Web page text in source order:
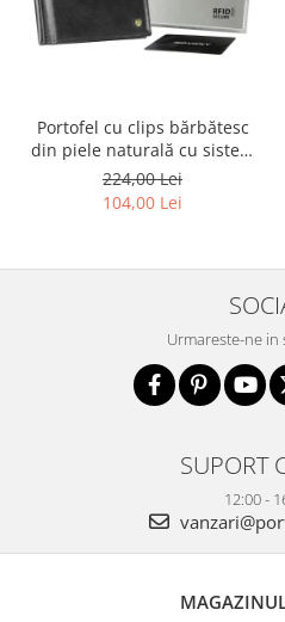
Portofel cu clips bărbătesc
din piele naturală cu sistem
RFID - Rovicky PTR-N1908-
RVT-9799 BLACK
224,00 Lei
104,00 Lei
Urmareste-ne in
SUPORT
12:00 -